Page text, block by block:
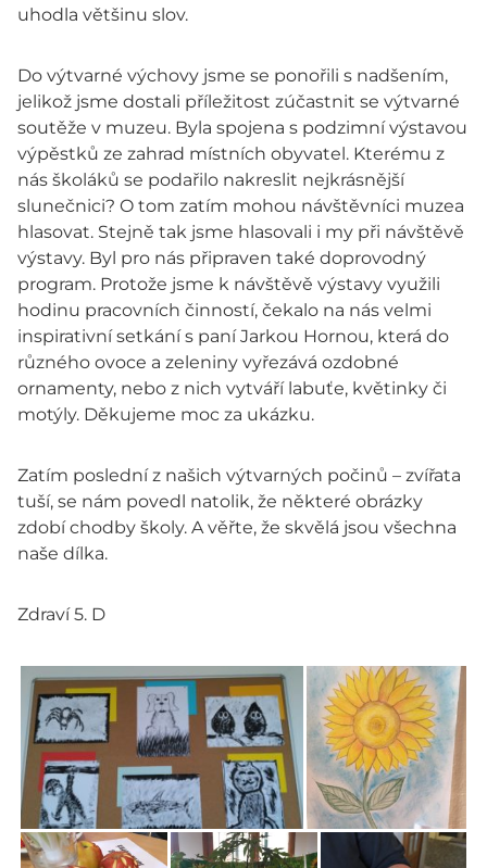
uhodla většinu slov.
Do výtvarné výchovy jsme se ponořili s nadšením,
jelikož jsme dostali příležitost zúčastnit se výtvarné
soutěže v muzeu. Byla spojena s podzimní výstavou
výpěstků ze zahrad místních obyvatel. Kterému z
nás školáků se podařilo nakreslit nejkrásnější
slunečnici? O tom zatím mohou návštěvníci muzea
hlasovat. Stejně tak jsme hlasovali i my při návštěvě
výstavy. Byl pro nás připraven také doprovodný
program. Protože jsme k návštěvě výstavy využili
hodinu pracovních činností, čekalo na nás velmi
inspirativní setkání s paní Jarkou Hornou, která do
různého ovoce a zeleniny vyřezává ozdobné
ornamenty, nebo z nich vytváří labuťe, květinky či
motýly. Děkujeme moc za ukázku.
Zatím poslední z našich výtvarných počinů – zvířata
tuší, se nám povedl natolik, že některé obrázky
zdobí chodby školy. A věřte, že skvělá jsou všechna
naše dílka.
Zdraví 5. D